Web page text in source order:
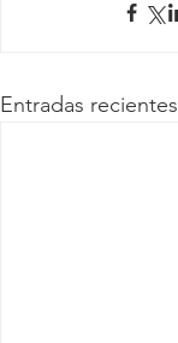
Entradas recientes